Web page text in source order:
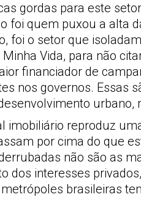
gordas para este
foi quem puxou a alta
foi o setor que
Vida, para não
financiador de
nos governos. Essas
imobiliário reproduz
por cima do que
não são as
dos interesses
brasileiras